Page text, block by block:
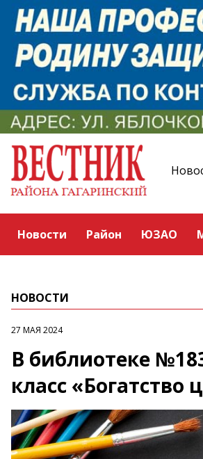
Новости Район ЮЗАО
НОВОСТИ
27 МАЯ 2024
В библиотеке
класс «Богатство